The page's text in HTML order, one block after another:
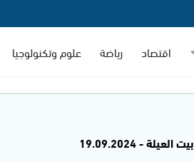
اقتصاد رياضة علوم وتكنولوجيا
بيت العيلة - 19.09.2024